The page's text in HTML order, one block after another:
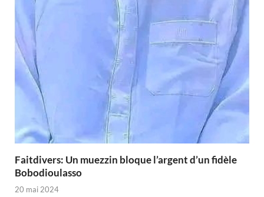
Faitdivers: Un muezzin bloque l’argent d’un fidèle
Bobodioulasso
20 mai 2024